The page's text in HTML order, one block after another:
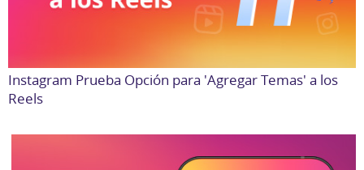
Instagram Prueba Opción para 'Agregar Temas' a los
Reels